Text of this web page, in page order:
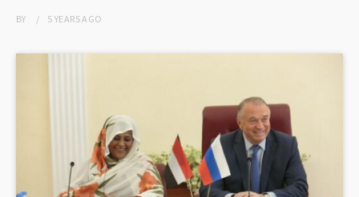
BY 5 YEARSAGO